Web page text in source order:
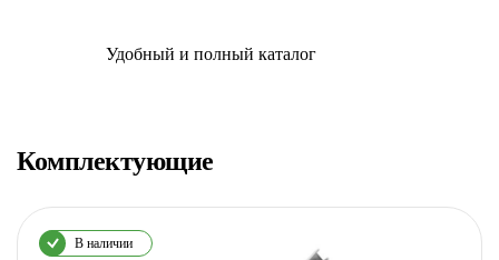
Удобный и полный каталог
Комплектующие
В наличии